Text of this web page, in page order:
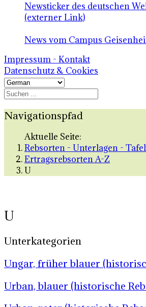
Newsticker des deutschen
(externer Link)
News vom Campus
Impressum - Kontakt
Datenschutz & Cookies
Navigationspfad
Aktuelle Seite:
Rebsorten - Unterlagen -
Ertragsrebsorten A-Z
U
U
Unterkategorien
Ungar, früher blauer
Urban, blauer (historische